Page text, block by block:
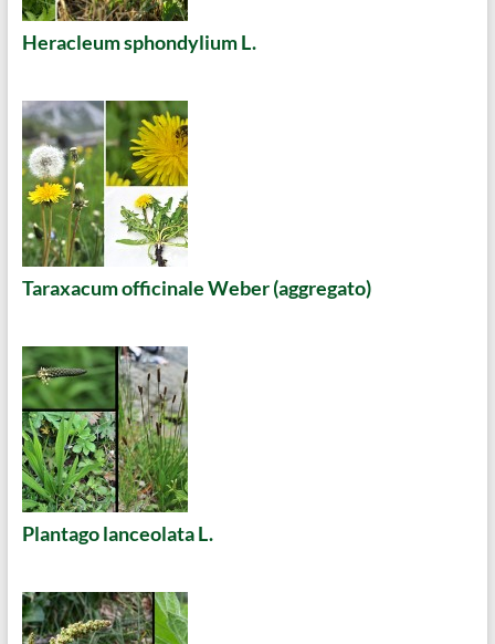
Heracleum sphondylium L.
Taraxacum officinale Weber (aggregato)
Plantago lanceolata L.